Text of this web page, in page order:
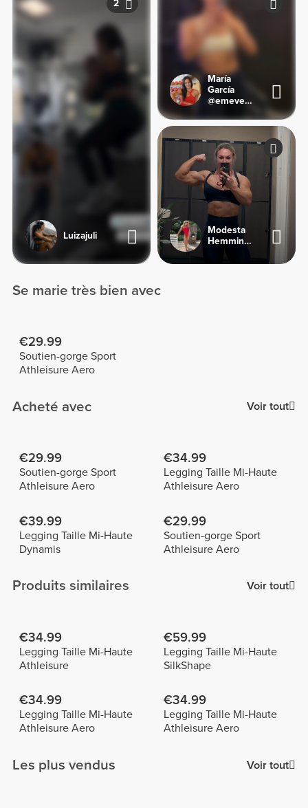
2
Luizajuli
María
García
@emevegana
Modesta
Hemmingsen
Se marie très bien avec
€29.99
Soutien-gorge Sport
Athleisure Aero
Acheté avec Voir tout
€29.99
Soutien-gorge Sport
Athleisure Aero
€34.99
Legging Taille Mi-Haute
Athleisure Aero
€39.99
Legging Taille Mi-Haute
Dynamis
€29.99
Soutien-gorge Sport
Athleisure Aero
Produits similaires Voir tout
€34.99
Legging Taille Mi-Haute
Athleisure
€59.99
Legging Taille Mi-Haute
SilkShape
€34.99
Legging Taille Mi-Haute
Athleisure Aero
€34.99
Legging Taille Mi-Haute
Athleisure Aero
Les plus vendus Voir tout